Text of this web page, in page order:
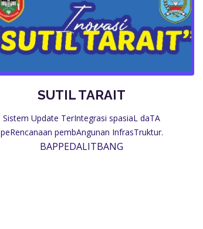
SUTIL TARAIT
Sistem Update TerIntegrasi spasiaL daTA
peRencanaan pembAngunan InfrasTruktur.
BAPPEDALITBANG